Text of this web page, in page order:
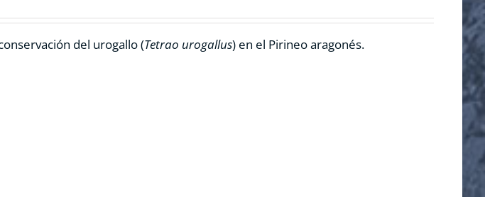
del urogallo (Tetrao urogallus) en el Pirineo aragonés.